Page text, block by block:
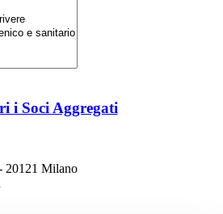
i Soci Aggregati
20121 Milano